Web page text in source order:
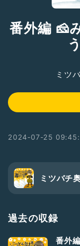
番外編 🧀
ミツ
2024-07-25
ミツバチ
過去の収録
番外